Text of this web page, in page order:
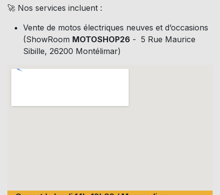
🚀 Nos services incluent :
Vente de motos électriques neuves et d’occasions
(ShowRoom MOTOSHOP26 - 5 Rue Maurice
Sibille, 26200 Montélimar)